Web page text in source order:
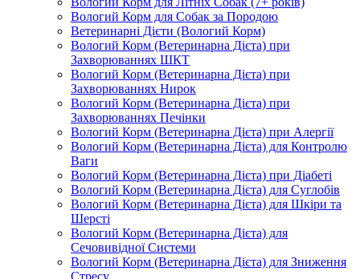
Вологий Корм для Собак за Породою
Ветеринарні Дієти (Вологий Корм)
Вологий Корм (Ветеринарна Дієта) при
Захворюваннях ШКТ
Вологий Корм (Ветеринарна Дієта) при
Захворюваннях Нирок
Вологий Корм (Ветеринарна Дієта) при
Захворюваннях Печінки
Вологий Корм (Ветеринарна Дієта) при Алергії
Вологий Корм (Ветеринарна Дієта) для Контролю
Ваги
Вологий Корм (Ветеринарна Дієта) при Діабеті
Вологий Корм (Ветеринарна Дієта) для Суглобів
Вологий Корм (Ветеринарна Дієта) для Шкіри та
Шерсті
Вологий Корм (Ветеринарна Дієта) для
Сечовивідної Системи
Вологий Корм (Ветеринарна Дієта) для Зниження
Стресу